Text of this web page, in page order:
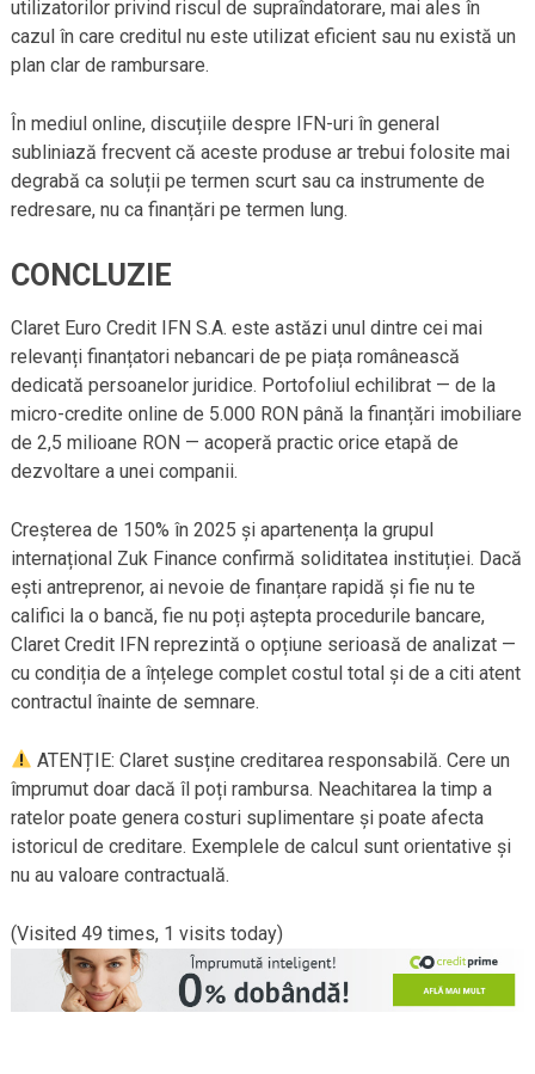
utilizatorilor privind riscul de supraîndatorare, mai ales în
cazul în care creditul nu este utilizat eficient sau nu există un
plan clar de rambursare.
În mediul online, discuțiile despre IFN-uri în general
subliniază frecvent că aceste produse ar trebui folosite mai
degrabă ca soluții pe termen scurt sau ca instrumente de
redresare, nu ca finanțări pe termen lung.
CONCLUZIE
Claret Euro Credit IFN S.A. este astăzi unul dintre cei mai
relevanți finanțatori nebancari de pe piața românească
dedicată persoanelor juridice. Portofoliul echilibrat — de la
micro-credite online de 5.000 RON până la finanțări imobiliare
de 2,5 milioane RON — acoperă practic orice etapă de
dezvoltare a unei companii.
Creșterea de 150% în 2025 și apartenența la grupul
internațional Zuk Finance confirmă soliditatea instituției. Dacă
ești antreprenor, ai nevoie de finanțare rapidă și fie nu te
califici la o bancă, fie nu poți aștepta procedurile bancare,
Claret Credit IFN reprezintă o opțiune serioasă de analizat —
cu condiția de a înțelege complet costul total și de a citi atent
contractul înainte de semnare.
ATENȚIE: Claret susține creditarea responsabilă. Cere un
împrumut doar dacă îl poți rambursa. Neachitarea la timp a
ratelor poate genera costuri suplimentare și poate afecta
istoricul de creditare. Exemplele de calcul sunt orientative și
nu au valoare contractuală.
(Visited 49 times, 1 visits today)